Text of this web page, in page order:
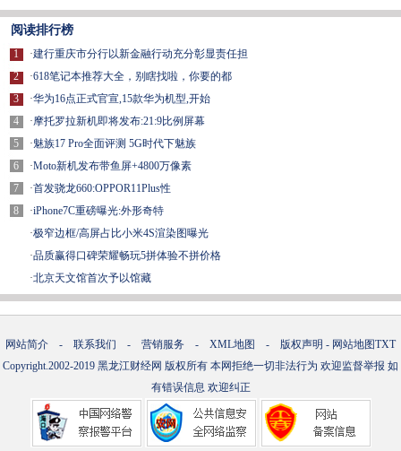
阅读排行榜
1
2
3
4
5
6
7
8
·建行重庆市分行以新金融行动充分彰显责任担
·618笔记本推荐大全，别瞎找啦，你要的都
·华为16点正式官宣,15款华为机型,开始
·摩托罗拉新机即将发布:21:9比例屏幕
·魅族17 Pro全面评测 5G时代下魅族
·Moto新机发布带鱼屏+4800万像素
·首发骁龙660:OPPOR11Plus性
·iPhone7C重磅曝光:外形奇特
·极窄边框/高屏占比小米4S渲染图曝光
·品质赢得口碑荣耀畅玩5拼体验不拼价格
·北京天文馆首次予以馆藏
网站简介 - 联系我们 - 营销服务 - XML地图 - 版权声明 - 网站地图TXT
Copyright.2002-2019 黑龙江财经网 版权所有 本网拒绝一切非法行为 欢迎监督举报 如
有错误信息 欢迎纠正